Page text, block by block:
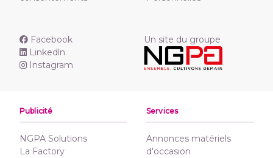
Facebook
Linkedln
Instagram
Un site du groupe
Publicité
NGPA Solutions
La Factory
Services
Annonces matériels
d'occasion